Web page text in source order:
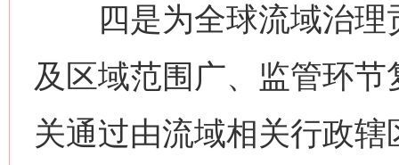
四是为全球流域治理
及区域范围广、监管环
关通过由流域相关行政